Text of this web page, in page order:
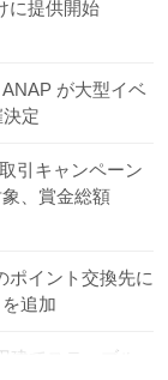
に提供開始
ANAP が大型イベ
定
引キャンペーン
、賞金総額
ポイント交換先に
追加
建てステーブル